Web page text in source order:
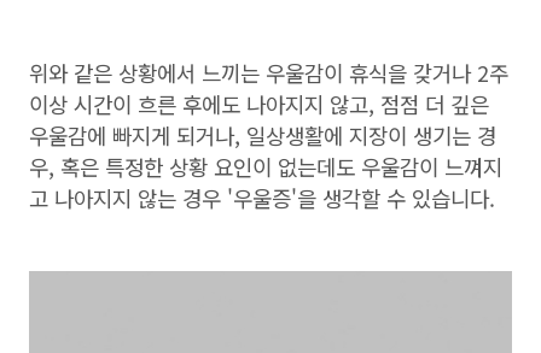
위와 같은 상황에서 느끼는 우울감이 휴식을 갖거나 2주
이상 시간이 흐른 후에도 나아지지 않고, 점점 더 깊은
우울감에 빠지게 되거나, 일상생활에 지장이 생기는 경
우, 혹은 특정한 상황 요인이 없는데도 우울감이 느껴지
고 나아지지 않는 경우 '우울증'을 생각할 수 있습니다.